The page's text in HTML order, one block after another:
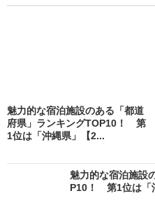
魅力的な宿泊施設のある「都道
府県」ランキングTOP10！ 第
1位は「沖縄県」【2...
魅力的な宿泊施設
P10！ 第1位は「